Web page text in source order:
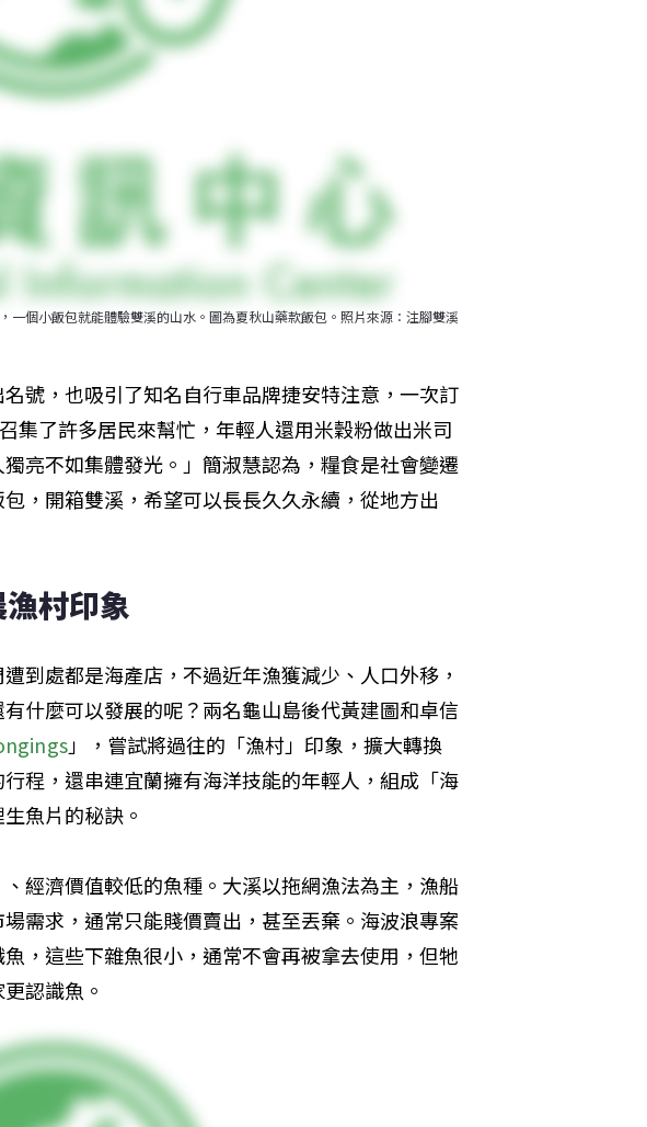
一個小飯包就能體驗雙溪的山水。圖為夏秋山藥款飯包。照片來源：注腳雙溪
號，也吸引了知名自行車品牌捷安特注意，一次訂
集了許多居民來幫忙，年輕人還用米穀粉做出米司
亮不如集體發光。」簡淑慧認為，糧食是社會變遷
，開箱雙溪，希望可以長長久久永續，從地方出
村印象
到處都是海產店，不過近年漁獲減少、人口外移，
什麼可以發展的呢？兩名龜山島後代黃建圖和卓信
」，嘗試將過往的「漁村」印象，擴大轉換
程，還串連宜蘭擁有海洋技能的年輕人，組成「海
魚片的秘訣。
經濟價值較低的魚種。大溪以拖網漁法為主，漁船
需求，通常只能賤價賣出，甚至丟棄。海波浪專案
，這些下雜魚很小，通常不會再被拿去使用，但牠
認識魚。